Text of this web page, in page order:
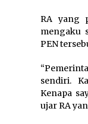
RA yang
mengaku
PEN
sendiri.
Kenapa
ujar RA